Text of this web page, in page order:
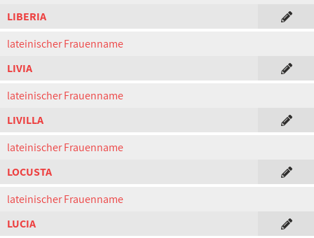
LIBERIA
lateinischer Frauenname
LIVIA
lateinischer Frauenname
LIVILLA
lateinischer Frauenname
LOCUSTA
lateinischer Frauenname
LUCIA